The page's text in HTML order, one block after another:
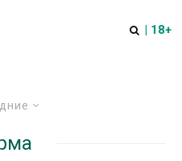
| 18+